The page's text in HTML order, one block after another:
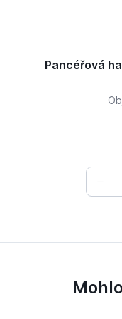
Pancéřová